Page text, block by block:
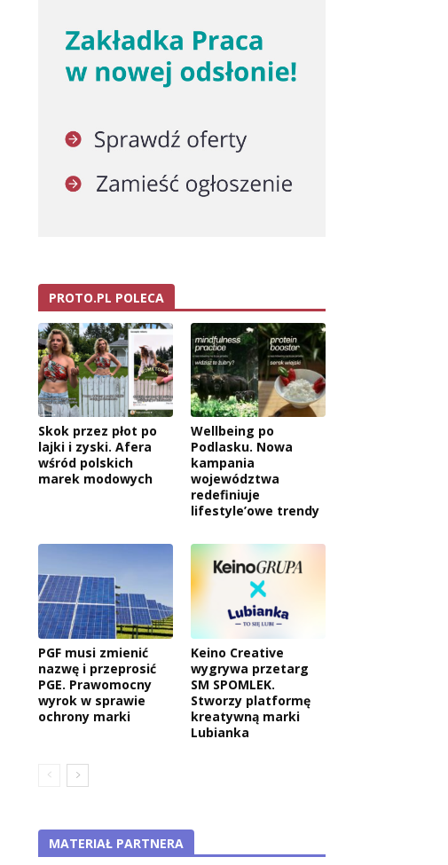
PROTO.PL POLECA
Skok przez płot po
lajki i zyski. Afera
wśród polskich
marek modowych
Wellbeing po
Podlasku. Nowa
kampania
województwa
redefiniuje
lifestyle’owe trendy
PGF musi zmienić
nazwę i przeprosić
PGE. Prawomocny
wyrok w sprawie
ochrony marki
Keino Creative
wygrywa przetarg
SM SPOMLEK.
Stworzy platformę
kreatywną marki
Lubianka
MATERIAŁ PARTNERA